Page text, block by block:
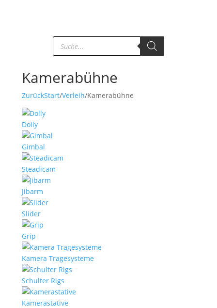
Products
search
Kamerabühne
ZurückStart/Verleih/Kamerabühne
Dolly
Gimbal
Steadicam
Jibarm
Slider
Grip
Kamera Tragesysteme
Schulter Rigs
Kamerastative